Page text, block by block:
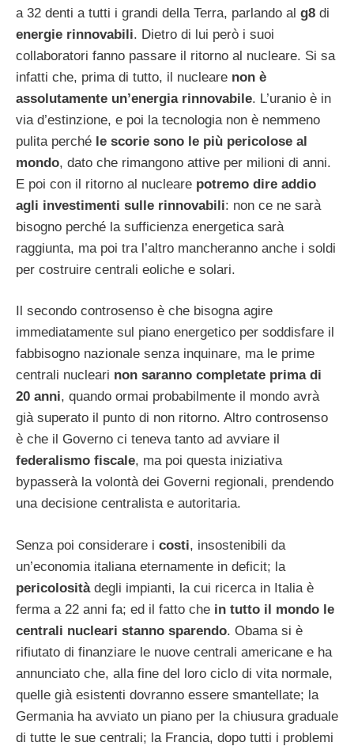
a 32 denti a tutti i grandi della Terra, parlando al g8 di
energie rinnovabili. Dietro di lui però i suoi
collaboratori fanno passare il ritorno al nucleare. Si sa
infatti che, prima di tutto, il nucleare non è
assolutamente un’energia rinnovabile. L’uranio è in
via d’estinzione, e poi la tecnologia non è nemmeno
pulita perché le scorie sono le più pericolose al
mondo, dato che rimangono attive per milioni di anni.
E poi con il ritorno al nucleare potremo dire addio
agli investimenti sulle rinnovabili: non ce ne sarà
bisogno perché la sufficienza energetica sarà
raggiunta, ma poi tra l’altro mancheranno anche i soldi
per costruire centrali eoliche e solari.
Il secondo controsenso è che bisogna agire
immediatamente sul piano energetico per soddisfare il
fabbisogno nazionale senza inquinare, ma le prime
centrali nucleari non saranno completate prima di
20 anni, quando ormai probabilmente il mondo avrà
già superato il punto di non ritorno. Altro controsenso
è che il Governo ci teneva tanto ad avviare il
federalismo fiscale, ma poi questa iniziativa
bypasserà la volontà dei Governi regionali, prendendo
una decisione centralista e autoritaria.
Senza poi considerare i costi, insostenibili da
un’economia italiana eternamente in deficit; la
pericolositàdegli impianti, la cui ricerca in Italia è
ferma a 22 anni fa; ed il fatto che in tutto il mondo le
centrali nucleari stanno sparendo. Obama si è
rifiutato di finanziare le nuove centrali americane e ha
annunciato che, alla fine del loro ciclo di vita normale,
quelle già esistenti dovranno essere smantellate; la
Germania ha avviato un piano per la chiusura graduale
di tutte le sue centrali; la Francia, dopo tutti i problemi